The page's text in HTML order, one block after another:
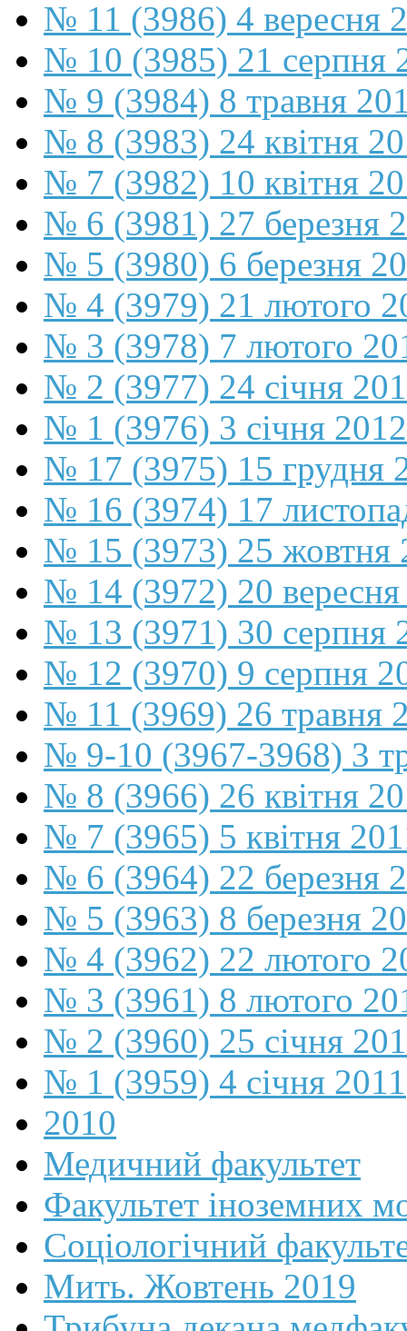
№ 11 (3986) 4 вересня
№ 10 (3985) 21 серпня
№ 9 (3984) 8 травня
№ 8 (3983) 24 квітня
№ 7 (3982) 10 квітня
№ 6 (3981) 27 березня
№ 5 (3980) 6 березня
№ 4 (3979) 21 лютого
№ 3 (3978) 7 лютого
№ 2 (3977) 24 січня
№ 1 (3976) 3 січня 2012
№ 17 (3975) 15 грудня
№ 16 (3974) 17
№ 15 (3973) 25 жовтня
№ 14 (3972) 20 вересня
№ 13 (3971) 30 серпня
№ 12 (3970) 9 серпня
№ 11 (3969) 26 травня
№ 9-10 (3967-3968) 3
№ 8 (3966) 26 квітня
№ 7 (3965) 5 квітня
№ 6 (3964) 22 березня
№ 5 (3963) 8 березня
№ 4 (3962) 22 лютого
№ 3 (3961) 8 лютого
№ 2 (3960) 25 січня
№ 1 (3959) 4 січня 2011
2010
Медичний факультет
Факультет іноземних
Соціологічний
Мить. Жовтень 2019